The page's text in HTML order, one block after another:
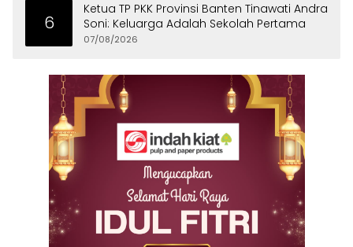
6
Ketua TP PKK Provinsi Banten Tinawati Andra
Soni: Keluarga Adalah Sekolah Pertama
07/08/2026